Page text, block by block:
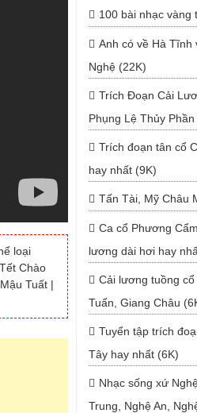
loại
Chào
Tuất |
100 bài nhạc vàng
Anh có về Hà
Nghệ (22K)
Trích Đoạn Cải
Phụng Lệ Thủy
Trích đoạn tân cổ
hay nhất (9K)
Tấn Tài, Mỹ Châu
Ca cổ Phương
lương dài hơi hay
Cải lương tuồng
Tuấn, Giang Châu
Tuyển tập trích
Tây hay nhất (6K)
Nhạc sống xứ
Trung, Nghệ An,